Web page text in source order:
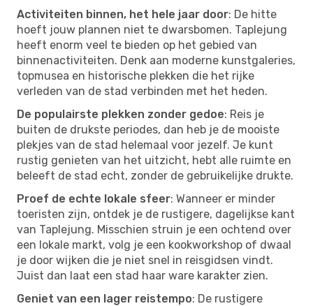
Activiteiten binnen, het hele jaar door: De hitte
hoeft jouw plannen niet te dwarsbomen. Taplejung
heeft enorm veel te bieden op het gebied van
binnenactiviteiten. Denk aan moderne kunstgaleries,
topmusea en historische plekken die het rijke
verleden van de stad verbinden met het heden.
De populairste plekken zonder gedoe: Reis je
buiten de drukste periodes, dan heb je de mooiste
plekjes van de stad helemaal voor jezelf. Je kunt
rustig genieten van het uitzicht, hebt alle ruimte en
beleeft de stad echt, zonder de gebruikelijke drukte.
Proef de echte lokale sfeer: Wanneer er minder
toeristen zijn, ontdek je de rustigere, dagelijkse kant
van Taplejung. Misschien struin je een ochtend over
een lokale markt, volg je een kookworkshop of dwaal
je door wijken die je niet snel in reisgidsen vindt.
Juist dan laat een stad haar ware karakter zien.
Geniet van een lager reistempo: De rustigere